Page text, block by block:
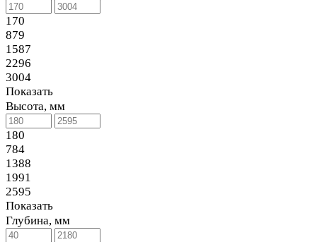
170
879
1587
2296
3004
Показать
Высота, мм
180
784
1388
1991
2595
Показать
Глубина, мм